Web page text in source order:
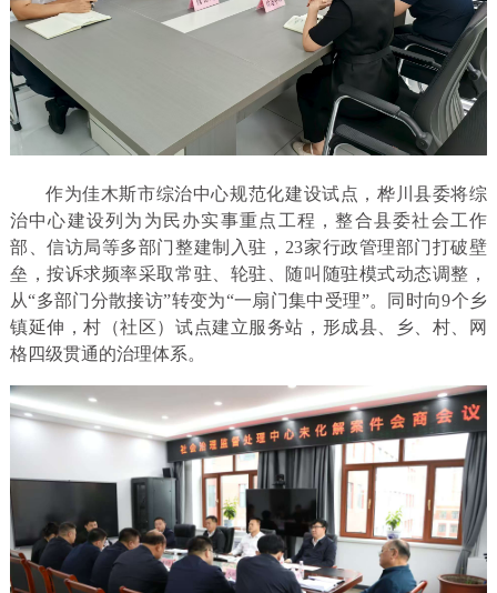
作为佳木斯市综治中心规范化建设试点，桦川县委将综
治中心建设列为为民办实事重点工程，整合县委社会工作
部、信访局等多部门整建制入驻，23家行政管理部门打破壁
垒，按诉求频率采取常驻、轮驻、随叫随驻模式动态调整，
从“多部门分散接访”转变为“一扇门集中受理”。同时向9个乡
镇延伸，村（社区）试点建立服务站，形成县、乡、村、网
格四级贯通的治理体系。